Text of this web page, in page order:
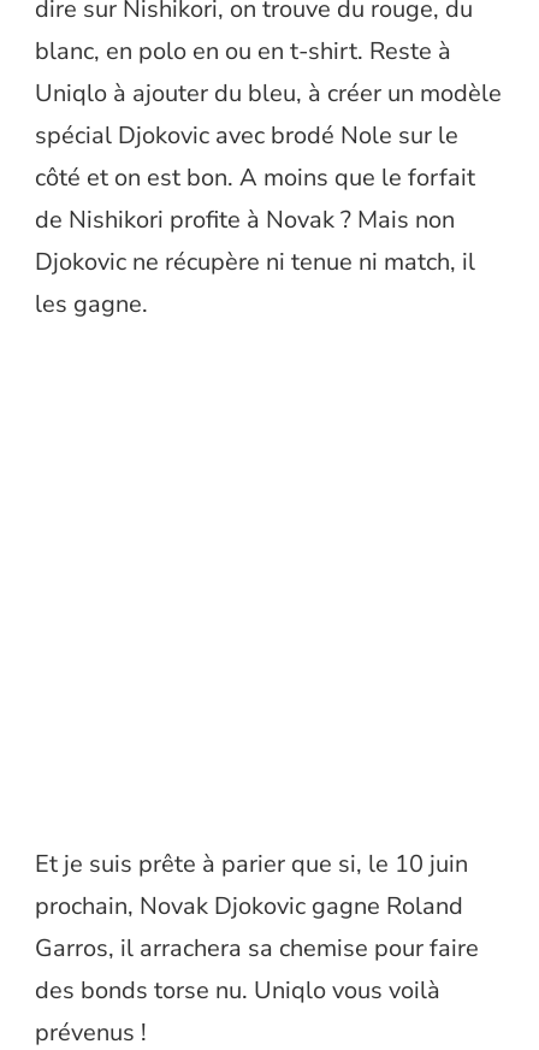
dire sur Nishikori, on trouve du rouge, du
blanc, en polo en ou en t-shirt. Reste à
Uniqlo à ajouter du bleu, à créer un modèle
spécial Djokovic avec brodé Nole sur le
côté et on est bon. A moins que le forfait
de Nishikori profite à Novak ? Mais non
Djokovic ne récupère ni tenue ni match, il
les gagne.
Et je suis prête à parier que si, le 10 juin
prochain, Novak Djokovic gagne Roland
Garros, il arrachera sa chemise pour faire
des bonds torse nu. Uniqlo vous voilà
prévenus !